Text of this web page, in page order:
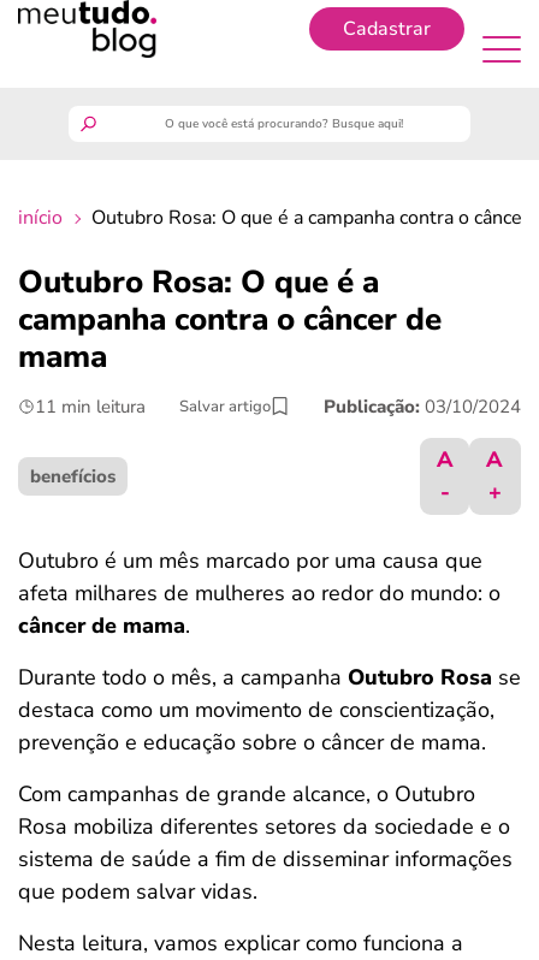
Cadastrar
finanças
benefícios
últimas notícias
ferramentas
início Outubro Rosa: O que é a campanha contra o câncer
Outubro Rosa: O que é a
campanha contra o câncer de
mama
11 min leitura Salvar artigo Publicação: 03/10/2024
benefícios
A
-
A
+
Outubro é um mês marcado por uma causa que
afeta milhares de mulheres ao redor do mundo: o
câncer de mama.
Durante todo o mês, a campanha Outubro Rosa se
destaca como um movimento de conscientização,
prevenção e educação sobre o câncer de mama.
Com campanhas de grande alcance, o Outubro
Rosa mobiliza diferentes setores da sociedade e o
sistema de saúde a fim de disseminar informações
que podem salvar vidas.
Nesta leitura, vamos explicar como funciona a